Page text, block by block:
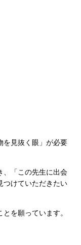
を見抜く眼 」が必要
「この先生に出会
つけていただきたい
を願っています。